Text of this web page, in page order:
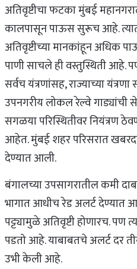
अतिवृष्टीचा फटका मुंबई
कालपासून पाऊस सुरूच आहे.
अतिवृष्टीच्या मानकांहून अधिक
पाणी साचले ही वस्तुस्थिती आहे.
सर्वच यंत्रणांसह, राज्याच्या
उपनगरीय लोकल रेल्वे गाड्यांची
सगळया परिस्थितीवर नियंत्रण
आहेत. मुंबई शहर परिसरात
देण्यात आली.
बंगालच्या उपसागरातील कमी
भागात आधीच रेड अलर्ट देण्यात
पट्ट्यामुळे अतिवृष्टी होणारच.
पडतो आहे. याबाबतचे अलर्ट दर
उभी केली आहे.